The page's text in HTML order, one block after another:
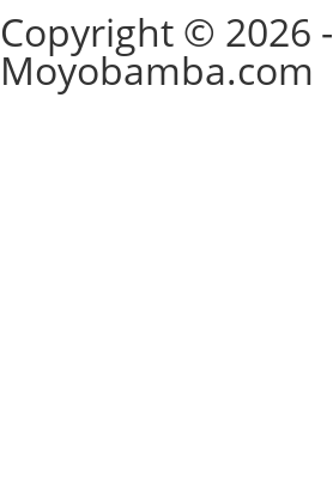
Copyright © 2026 -
Moyobamba.com